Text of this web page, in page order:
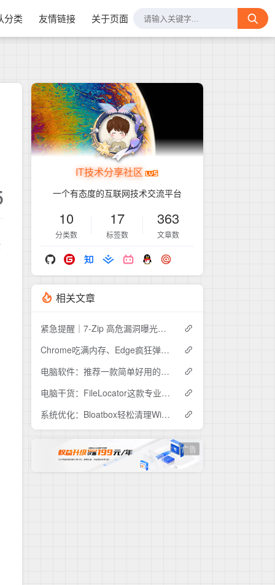
分类 友情链接 关于页面
IT技术分享社区
一个有态度的互联网技术交流平台
10
分类数
17
标签数
363
文章数
相关文章
紧急提醒｜7-Zip 高危漏洞曝光，你的电脑可能正在"裸奔"
Chrome吃满内存、Edge疯狂弹窗？Helium这款开源浏览器安静到离谱
电脑软件：推荐一款简单好用的视频压缩工具ShanaEncoder
电脑干货：FileLocator这款专业文件检索工具，解决99%的文件查找难题
系统优化：Bloatbox轻松清理Win10冗余预装应用
广告